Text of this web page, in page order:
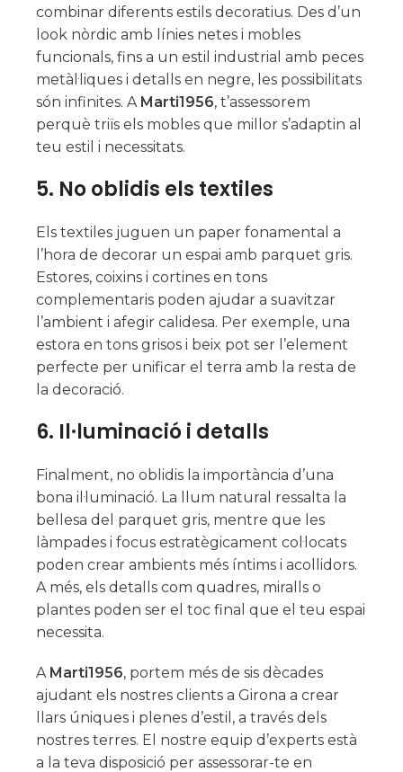
combinar diferents estils decoratius. Des d’un
look nòrdic amb línies netes i mobles
funcionals, fins a un estil industrial amb peces
metàl·liques i detalls en negre, les possibilitats
són infinites. A Marti1956, t’assessorem
perquè triïs els mobles que millor s’adaptin al
teu estil i necessitats.
5. No oblidis els textiles
Els textiles juguen un paper fonamental a
l’hora de decorar un espai amb parquet gris.
Estores, coixins i cortines en tons
complementaris poden ajudar a suavitzar
l’ambient i afegir calidesa. Per exemple, una
estora en tons grisos i beix pot ser l’element
perfecte per unificar el terra amb la resta de
la decoració.
6. Il·luminació i detalls
Finalment, no oblidis la importància d’una
bona il·luminació. La llum natural ressalta la
bellesa del parquet gris, mentre que les
làmpades i focus estratègicament col·locats
poden crear ambients més íntims i acollidors.
A més, els detalls com quadres, miralls o
plantes poden ser el toc final que el teu espai
necessita.
A Marti1956, portem més de sis dècades
ajudant els nostres clients a Girona a crear
llars úniques i plenes d’estil, a través dels
nostres terres. El nostre equip d’experts està
a la teva disposició per assessorar-te en